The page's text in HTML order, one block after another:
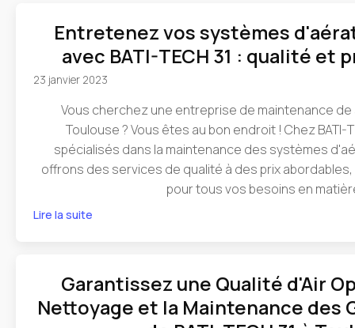
Entretenez vos systèmes
avec BATI-TECH 31 : qualité et
23 janvier 2023
Vous cherchez une entreprise de maintenance
Toulouse ? Vous êtes au bon endroit ! Chez BATI-
spécialisés dans la maintenance des systèmes
offrons des services de qualité à des prix
pour tous vos besoins en
Lire la suite
Garantissez une Qualité d'Air
Nettoyage et la Maintenance des